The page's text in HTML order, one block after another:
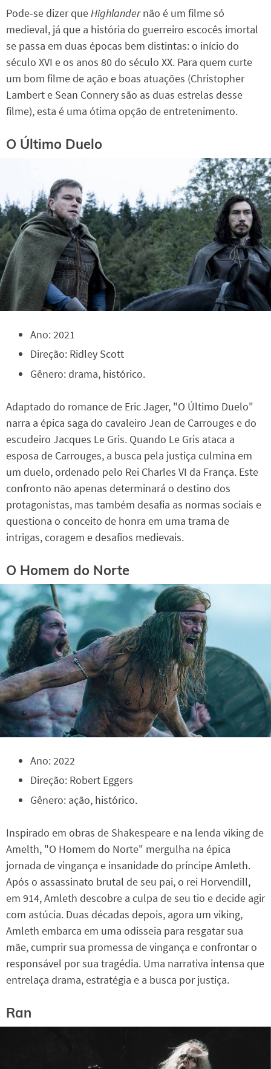
Pode-se dizer que Highlandernão é um filme só
medieval, já que a história do guerreiro escocês imortal
se passa em duas épocas bem distintas: o início do
século XVI e os anos 80 do século XX. Para quem curte
um bom filme de ação e boas atuações (Christopher
Lambert e Sean Connery são as duas estrelas desse
filme), esta é uma ótima opção de entretenimento.
O Último Duelo
Ano: 2021
Direção: Ridley Scott
Gênero: drama, histórico.
Adaptado do romance de Eric Jager, "O Último Duelo"
narra a épica saga do cavaleiro Jean de Carrouges e do
escudeiro Jacques Le Gris. Quando Le Gris ataca a
esposa de Carrouges, a busca pela justiça culmina em
um duelo, ordenado pelo Rei Charles VI da França. Este
confronto não apenas determinará o destino dos
protagonistas, mas também desafia as normas sociais e
questiona o conceito de honra em uma trama de
intrigas, coragem e desafios medievais.
O Homem do Norte
Ano: 2022
Direção: Robert Eggers
Gênero: ação, histórico.
Inspirado em obras de Shakespeare e na lenda viking de
Amelth, "O Homem do Norte" mergulha na épica
jornada de vingança e insanidade do príncipe Amleth.
Após o assassinato brutal de seu pai, o rei Horvendill,
em 914, Amleth descobre a culpa de seu tio e decide agir
com astúcia. Duas décadas depois, agora um viking,
Amleth embarca em uma odisseia para resgatar sua
mãe, cumprir sua promessa de vingança e confrontar o
responsável por sua tragédia. Uma narrativa intensa que
entrelaça drama, estratégia e a busca por justiça.
Ran